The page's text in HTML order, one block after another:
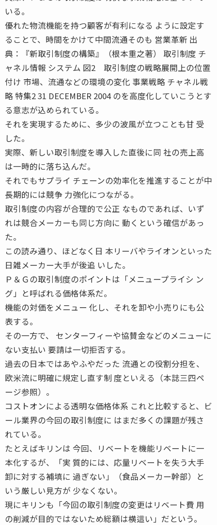
いる。
優れた物流機能を持つ顧客が有利になる ように設定す
ることで、時間をかけて中間流通そのも 営業革新 出
典：『新取引制度の構築』（根本重之著） 取引制度 チ
ャネル情報 システム 図2 取引制度の戦略展開上の位置
付け 市場、流通などの環境の変化 事業戦略 チャネル戦
略 特集2 31 DECEMBER 2004 のを高度化していこうとす
る意志が込められている。
それを実現するために、多少の波風が立つことも甘 受
した。
実際、新しい取引制度を導入した直後に同 社の売上高
は一時的に落ち込んだ。
それでもサプライ チェーンの効率化を推進することが中
長期的には競争 力強化につながる。
取引制度の内容が合理的で公正 なものであれば、いず
れは競合メーカーも同じ方向に 動くという確信があっ
た。
この読み通り、ほどなく日 本リーバやライオンといった
日雑メーカー大手が後追 いした。
Ｐ＆Ｇの取引制度のポイントは「メニュープライシ ン
グ」と呼ばれる価格体系だ。
機能の対価をメニュー 化し、それを卸や小売りにも公
表する。
その一方で、 センターフィーや協賛金などのメニューに
ない支払い 要請は一切拒否する。
過去の日本ではあやふやだった 流通との役割分担を、
欧米流に明確に規定し直す制 度といえる（本誌三四ペ
ージ参照）。
コストオンによる透明な価格体系 これと比較すると、ビ
ール業界の今回の取引制度に はまだ多くの課題が残さ
れている。
たとえばキリンは 今回、リベートを機能リベートに一
本化するが、「実 質的には、応量リベートを失う大手
卸に対する補填に 過ぎない」（食品メーカー幹部）と
いう厳しい見方が 少なくない。
現にキリンも「今回の取引制度の変更はリベート費 用
の削減が目的ではないため総額は横這い」だという。